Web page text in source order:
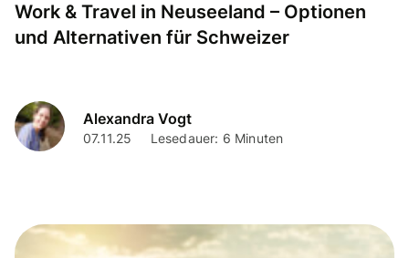
Work & Travel in Neuseeland – Optionen
und Alternativen für Schweizer
Alexandra Vogt
07.11.25 Lesedauer: 6 Minuten